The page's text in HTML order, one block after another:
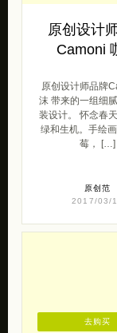
原创设计
Camoni
原创设计师品牌
沫 带来的一组细
装设计。 怀念春
绿和生机。手绘
莓， […]
原创范
2017/03/
去购买